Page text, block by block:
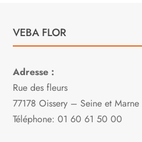
VEBA FLOR
Adresse :
Rue des fleurs
77178 Oissery – Seine et Marne
Téléphone: 01 60 61 50 00